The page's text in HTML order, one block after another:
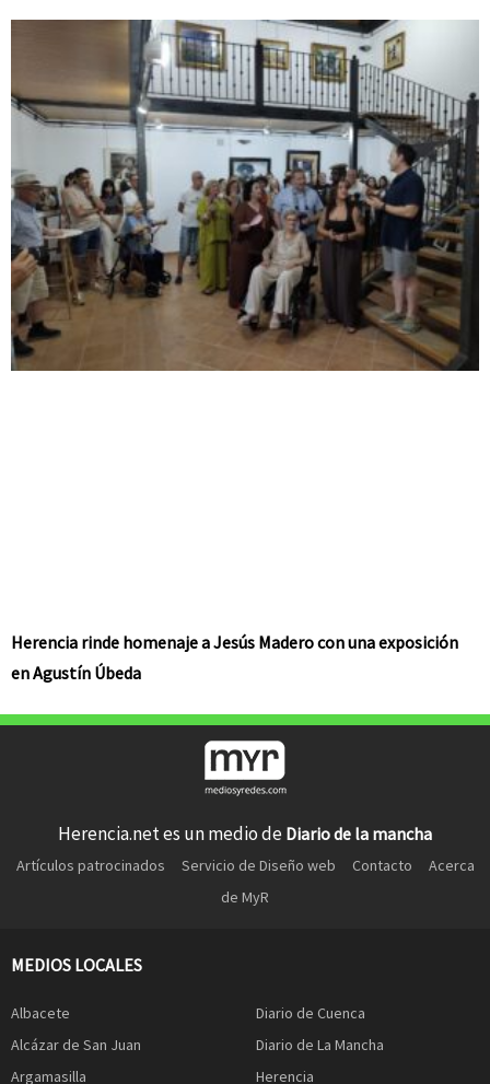
Herencia rinde homenaje a Jesús Madero con una exposición
en Agustín Úbeda
Herencia.net es un medio de Diario de la mancha
Artículos patrocinados Servicio de Diseño web Contacto
Acerca
de MyR
MEDIOS LOCALES
Albacete
Alcázar de San Juan
Argamasilla
Diario de Cuenca
Diario de La Mancha
Herencia